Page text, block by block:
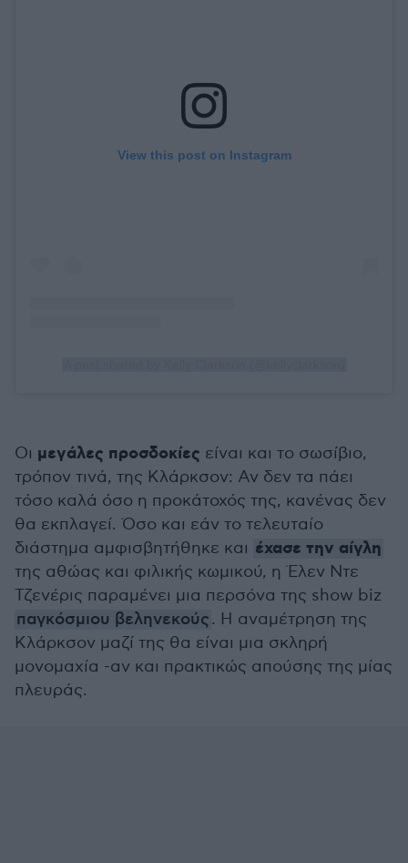
View this post on Instagram
Οι μεγάλες προσδοκίες είναι και το σωσίβιο,
τρόπον τινά, της Κλάρκσον: Αν δεν τα πάει
τόσο καλά όσο η προκάτοχός της, κανένας δεν
θα εκπλαγεί. Όσο και εάν το τελευταίο
διάστημα αμφισβητήθηκε και έχασε την αίγλη
της αθώας και φιλικής κωμικού, η Έλεν Ντε
Τζενέρις παραμένει μια περσόνα της show biz
παγκόσμιου βεληνεκούς. Η αναμέτρηση της
Κλάρκσον μαζί της θα είναι μια σκληρή
μονομαχία -αν και πρακτικώς απούσης της μίας
πλευράς.